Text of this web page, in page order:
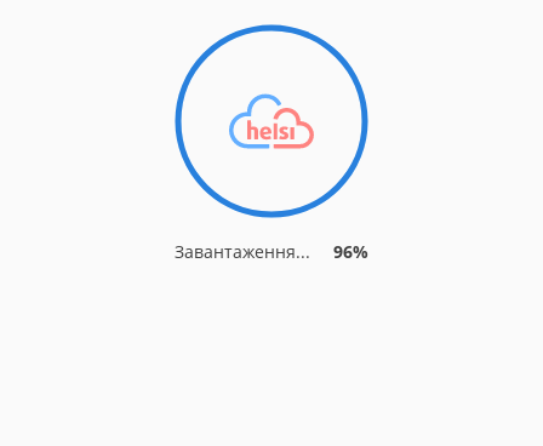
Завантаження... 96%